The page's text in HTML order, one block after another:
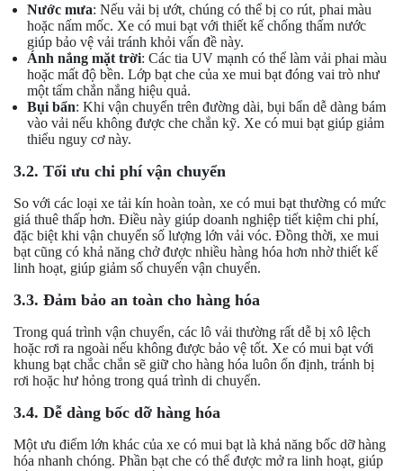
Nước mưa: Nếu vải bị ướt, chúng có thể bị co rút, phai màu
hoặc nấm mốc. Xe có mui bạt với thiết kế chống thấm nước
giúp bảo vệ vải tránh khỏi vấn đề này.
Ánh nắng mặt trời: Các tia UV mạnh có thể làm vải phai màu
hoặc mất độ bền. Lớp bạt che của xe mui bạt đóng vai trò như
một tấm chắn nắng hiệu quả.
Bụi bẩn: Khi vận chuyển trên đường dài, bụi bẩn dễ dàng bám
vào vải nếu không được che chắn kỹ. Xe có mui bạt giúp giảm
thiểu nguy cơ này.
3.2. Tối ưu chi phí vận chuyển
So với các loại xe tải kín hoàn toàn, xe có mui bạt thường có mức
giá thuê thấp hơn. Điều này giúp doanh nghiệp tiết kiệm chi phí,
đặc biệt khi vận chuyển số lượng lớn vải vóc. Đồng thời, xe mui
bạt cũng có khả năng chở được nhiều hàng hóa hơn nhờ thiết kế
linh hoạt, giúp giảm số chuyến vận chuyển.
3.3. Đảm bảo an toàn cho hàng hóa
Trong quá trình vận chuyển, các lô vải thường rất dễ bị xô lệch
hoặc rơi ra ngoài nếu không được bảo vệ tốt. Xe có mui bạt với
khung bạt chắc chắn sẽ giữ cho hàng hóa luôn ổn định, tránh bị
rơi hoặc hư hỏng trong quá trình di chuyển.
3.4. Dễ dàng bốc dỡ hàng hóa
Một ưu điểm lớn khác của xe có mui bạt là khả năng bốc dỡ hàng
hóa nhanh chóng. Phần bạt che có thể được mở ra linh hoạt, giúp